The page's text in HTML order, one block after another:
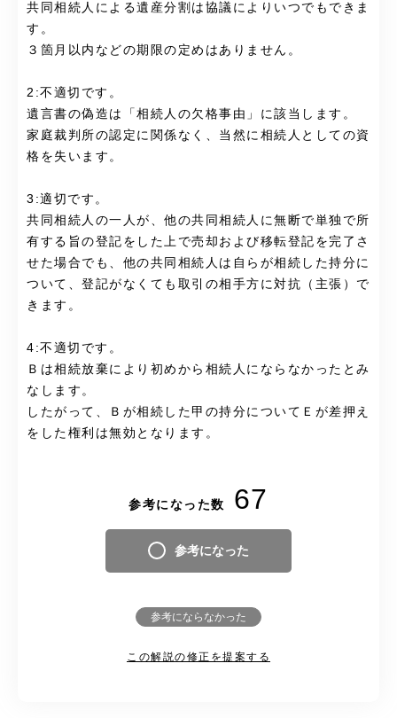
共同相続人による遺産分割は協議によりいつでもできま
す。
３箇月以内などの期限の定めはありません。
2:不適切です。
遺言書の偽造は「相続人の欠格事由」に該当します。
家庭裁判所の認定に関係なく、当然に相続人としての資
格を失います。
3:適切です。
共同相続人の一人が、他の共同相続人に無断で単独で所
有する旨の登記をした上で売却および移転登記を完了さ
せた場合でも、他の共同相続人は自らが相続した持分に
ついて、登記がなくても取引の相手方に対抗（主張）で
きます。
4:不適切です。
Ｂは相続放棄により初めから相続人にならなかったとみ
なします。
したがって、Ｂが相続した甲の持分についてＥが差押え
をした権利は無効となります。
参考になった数 67
参考になった
参考にならなかった
この解説の修正を提案する